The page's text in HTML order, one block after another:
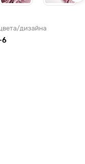
дизайна